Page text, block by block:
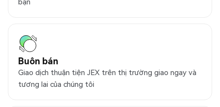
Buôn bán
Giao dịch thuận tiện JEX trên thị trường giao ngay và
tương lai của chúng tôi